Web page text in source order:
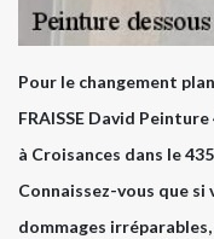
Pour le changement
FRAISSE David
à Croisances dans le
Connaissez-vous que
dommages irréparables,